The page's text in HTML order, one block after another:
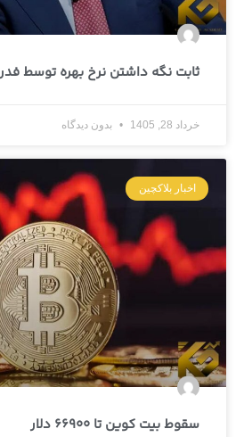
ثابت نگه داشتن نرخ بهره توسط
خرداد 28, 1405 بدون دیدگاه
اخبار بلاکچین
سقوط بیت کوین تا 66900 دلار